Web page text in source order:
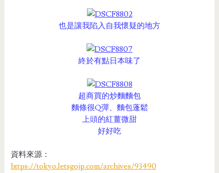
也是讓我陷入自我懷疑的地方
終於有點日本味了
超商買的炒麵麵包
麵條很Q彈、麵包蓬鬆
上頭的紅薑微甜
好好吃
資料來源：
https://tokyo.letsgojp.com/archives/93490